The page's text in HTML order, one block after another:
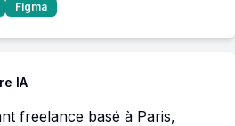
Figma
IA
freelance basé à Paris,